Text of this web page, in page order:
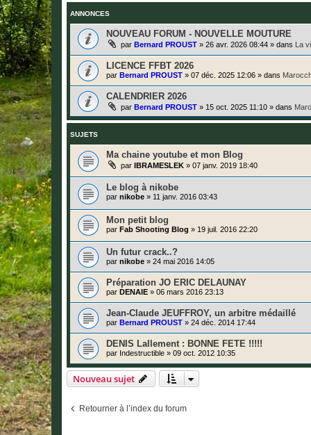
ANNONCES
NOUVEAU FORUM - NOUVELLE MOUTURE
par Bernard PROUST » 26 avr. 2026 08:44 » dans La
LICENCE FFBT 2026
par Bernard PROUST » 07 déc. 2025 12:06 » dans
CALENDRIER 2026
par Bernard PROUST » 15 oct. 2025 11:10 » dans
SUJETS
Ma chaine youtube et mon Blog
par IBRAMESLEK » 07 janv. 2019 18:40
Le blog à nikobe
par nikobe » 11 janv. 2016 03:43
Mon petit blog
par Fab Shooting Blog » 19 juil. 2016 22:20
Un futur crack..?
par nikobe » 24 mai 2016 14:05
Préparation JO ERIC DELAUNAY
par DENAIE » 06 mars 2016 23:13
Jean-Claude JEUFFROY, un arbitre médaillé
par Bernard PROUST » 24 déc. 2014 17:44
DENIS Lallement : BONNE FETE !!!!!
par Indestructible » 09 oct. 2012 10:35
Nouveau sujet
Retourner à l’index du forum